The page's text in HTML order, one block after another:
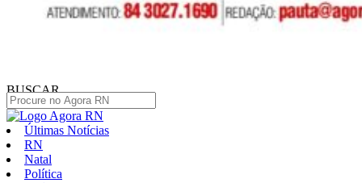
BUSCAR
Últimas Notícias
RN
Natal
Política